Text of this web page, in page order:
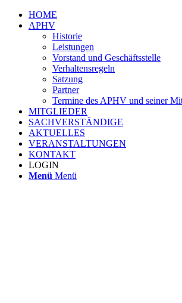
HOME
APHV
Historie
Leistungen
Vorstand und Geschäftsstelle
Verhaltensregeln
Satzung
Partner
Termine des APHV und seiner
MITGLIEDER
SACHVERSTÄNDIGE
AKTUELLES
VERANSTALTUNGEN
KONTAKT
LOGIN
Menü Menü